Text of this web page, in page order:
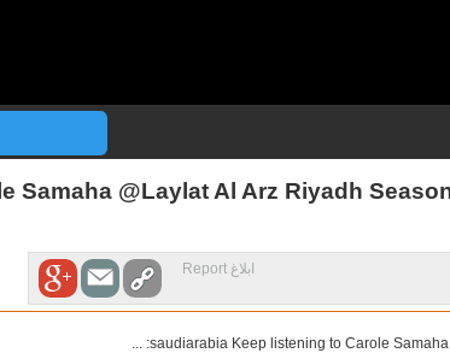
Samaha @Laylat Al Arz Riyadh
ابلاغ Report